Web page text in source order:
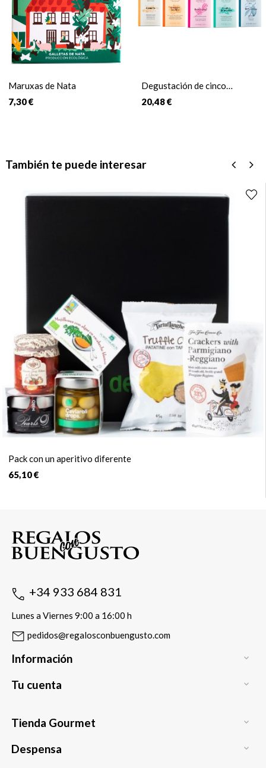
Maruxas de Nata
7,30 €
Degustación de cinco
chocolates belgas
20,48 €
También te puede interesar
Pack con un aperitivo diferente
65,10 €
›
+34 933 684 831
Lunes a Viernes 9:00 a 16:00 h
pedidos@regalosconbuengusto.com
Información 
Tu cuenta 
Tienda Gourmet 
Despensa 